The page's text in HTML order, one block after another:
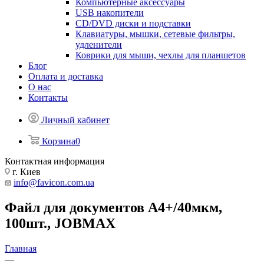
Компьютерные аксессуары
USB накопители
CD/DVD диски и подставки
Клавиатуры, мышки, сетевые фильтры,
удленители
Коврики для мыши, чехлы для планшетов
Блог
Оплата и доставка
О нас
Контакты
Личный кабинет
Корзина0
Контактная информация
г. Киев
info@favicon.com.ua
Файл для документов А4+/40мкм,
100шт., JOBMAX
Главная
—